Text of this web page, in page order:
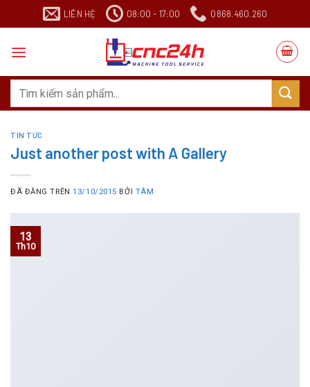
đến
dung
LIÊN HỆ 08:00 - 17:00 0868.460.260
Search
TIN TỨC
Just another post with A Gallery
ĐÃ ĐĂNG TRÊN13/10/2015 BỞI TÂM
13
Th10